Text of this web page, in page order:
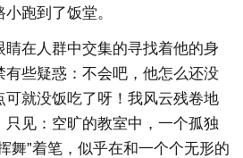
跑到了饭堂。
睛在人群中交集的寻找着他的身
有些疑惑：不会吧，他怎么还没
可就没饭吃了呀！我风云残卷地
只见：空旷的教室中，一个孤独
舞”着笔，似乎在和一个个无形的